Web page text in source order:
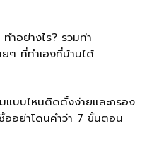
ำอย่างไร? รวมท่า
ๆ ที่ทำเองที่บ้านได้
แบบไหนติดตั้งง่ายและกรอง
ออย่าโดนคำว่า 7 ขั้นตอน